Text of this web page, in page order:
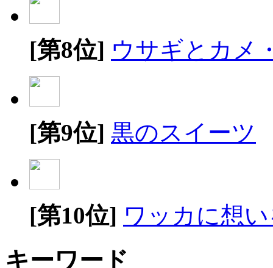
[第8位] ウサギとカメ
[第9位] 黒のスイーツ
[第10位] ワッカに想
キーワード